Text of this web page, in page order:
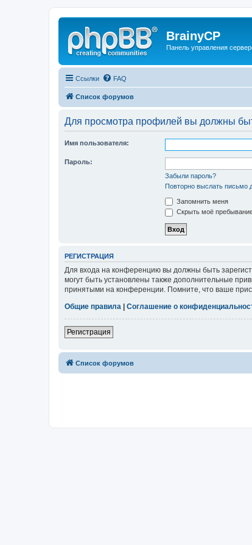
BrainyCP
Панель управления
Ссылки FAQ
Список форумов
Для просмотра профилей вы должны
Имя пользователя:
Пароль:
Забыли пароль?
Повторно выслать письмо
Запомнить меня
Скрыть моё
РЕГИСТРАЦИЯ
Для входа на конференцию вы должны быть
могут быть установлены также дополнительные
принятыми на конференции. Помните, что ваше
Общие правила
Соглашение о
Регистрация
Список форумов